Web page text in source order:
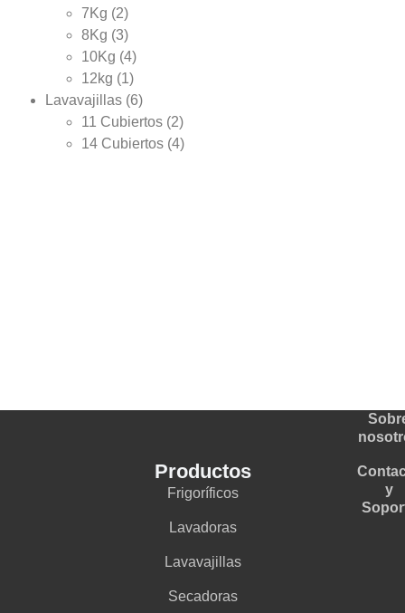
7Kg (2)
8Kg (3)
10Kg (4)
12kg (1)
Lavavajillas (6)
11 Cubiertos (2)
14 Cubiertos (4)
Productos
Frigoríficos
Lavadoras
Lavavajillas
Secadoras
y